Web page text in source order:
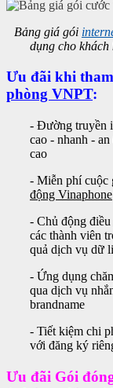
Bảng giá gói
dụng cho
Ưu đãi khi
phòng VNPT:
- Đường truyền
cao - nhanh -
cao
- Miễn phí cuộc
động Vinaphone
- Chủ động
các thành viên
quả dịch vụ dữ
- Ứng dụng
qua dịch vụ
brandname
- Tiết kiệm chi
với đăng ký
Ưu đãi Gói